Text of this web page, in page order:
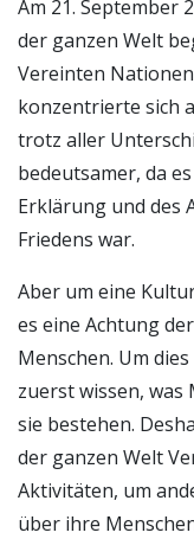
Am 21. September
der ganzen Welt
Vereinten
konzentrierte sich
trotz aller
bedeutsamer, da
Erklärung und des
Friedens war.
Aber um eine
es eine Achtung
Menschen. Um
zuerst wissen, was
sie bestehen.
der ganzen Welt
Aktivitäten, um
über ihre